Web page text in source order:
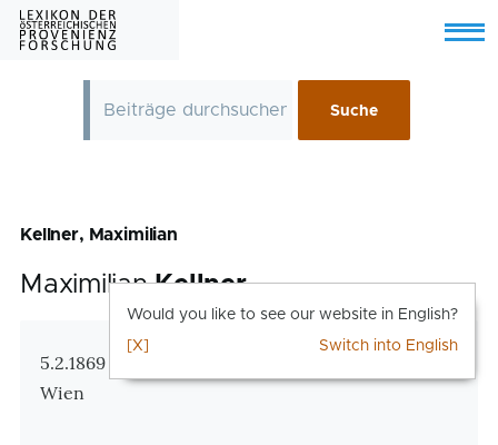
Skip to main content
Menu
Kellner, Maximilian
MaximilianKellner
Zusatzinformationen
5.2.1869 Groß Meseritsch, Mähren – 25.12.1940
Wien
Would you like to see our website in English?
Switch into English
[X]